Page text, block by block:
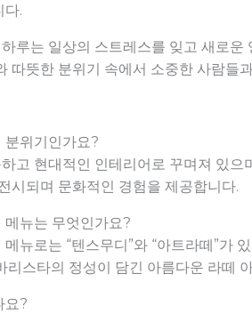
다.
루는 일상의 스트레스를 잊고 새로
따뜻한 분위기 속에서 소중한 사람들
분위기인가요?
고 현대적인 인테리어로 꾸며져 있
시되며 문화적인 경험을 제공합니다.
메뉴는 무엇인가요?
뉴로는 “텐스무디”와 “아트라떼”가
리스타의 정성이 담긴 아름다운 라떼
요?